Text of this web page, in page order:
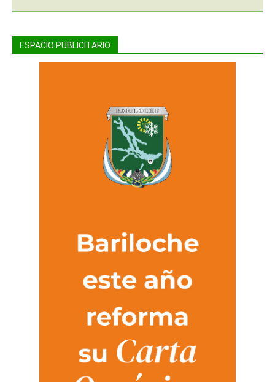
ESPACIO PUBLICITARIO